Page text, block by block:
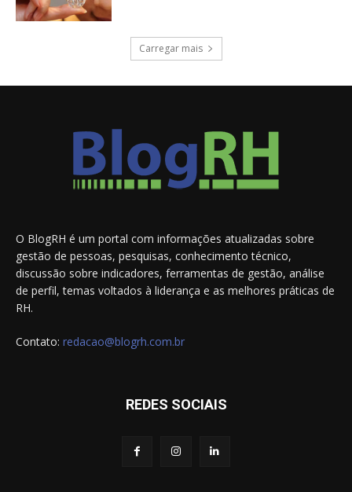
Carregar mais
O BlogRH é um portal com informações atualizadas sobre
gestão de pessoas, pesquisas, conhecimento técnico,
discussão sobre indicadores, ferramentas de gestão, análise
de perfil, temas voltados à liderança e as melhores práticas de
RH.
Contato: redacao@blogrh.com.br
REDES SOCIAIS